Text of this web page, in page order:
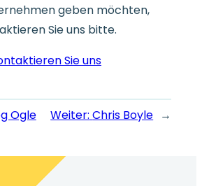
geben möchten,
Sie uns bitte.
Sie uns
Ogle Weiter: Chris Boyle →